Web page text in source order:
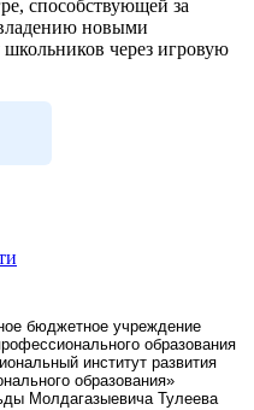
способствующей за
новыми
через игровую
бюджетное учреждение
образования
институт развития
образования»
Молдагазыевича Тулеева